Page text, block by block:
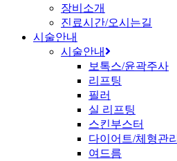
장비소개
진료시간/오시는길
시술안내
시술안내
보톡스/윤곽주사
리프팅
필러
실 리프팅
스킨부스터
다이어트/체형관리
여드름